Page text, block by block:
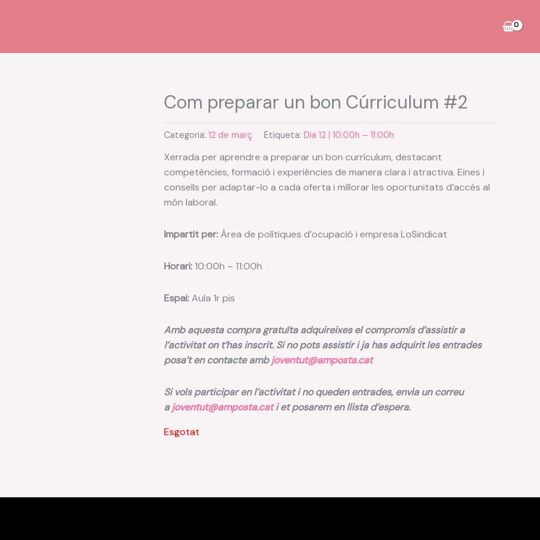
Com preparar un bon Cúrriculum #2
Categoria: 12 de març Etiqueta: Dia 12 | 10:00h – 11:00h
Xerrada per aprendre a preparar un bon currículum, destacant
competències, formació i experiències de manera clara i atractiva. Eines i
consells per adaptar-lo a cada oferta i millorar les oportunitats d’accés al
món laboral.
Impartit per:Àrea de polítiques d’ocupació i empresa LoSindicat
Horari: 10:00h – 11:00h
Espai:Aula 1r pis
Amb aquesta compra gratuïta adquireixes el compromís d’assistir a
l’activitat on t’has inscrit. Si no pots assistir i ja has adquirit les entrades
posa’t en contacte ambjoventut@amposta.cat
Si vols participar en l’activitat i no queden entrades, envia un correu
ajoventut@amposta.cati et posarem en llista d’espera.
Esgotat